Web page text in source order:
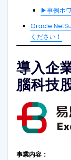
▶事例ホ
Oracle
ください！
導入企
腦科技
事業内容：